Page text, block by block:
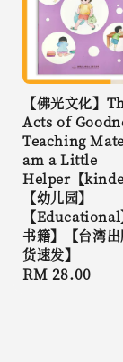
【佛光文化】
Acts of
Teaching
am a Little
Helper【
【幼儿园】
【
书籍】【台湾
货速发】
Regular
RM 28.00